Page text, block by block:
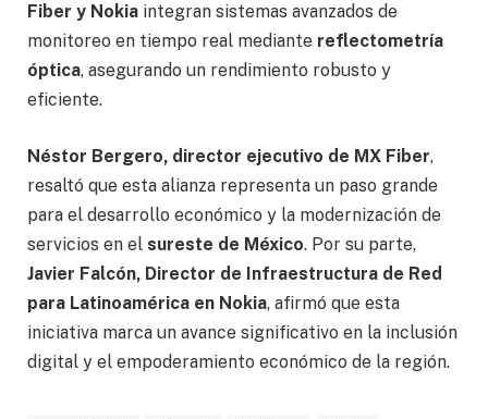
Fiber y Nokia integran sistemas avanzados de
monitoreo en tiempo real mediante reflectometría
óptica, asegurando un rendimiento robusto y
eficiente.
Néstor Bergero, director ejecutivo de MX Fiber,
resaltó que esta alianza representa un paso grande
para el desarrollo económico y la modernización de
servicios en el sureste de México. Por su parte,
Javier Falcón, Director de Infraestructura de Red
para Latinoamérica en Nokia, afirmó que esta
iniciativa marca un avance significativo en la inclusión
digital y el empoderamiento económico de la región.